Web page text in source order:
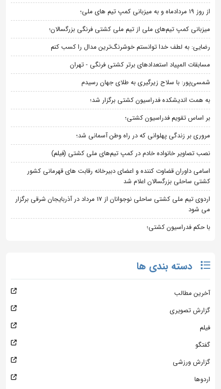
از روز 19 مردادماه و به میزبانی کمپ تیم های ملی؛
میزبانی کمپ تیم‌های ملی از تیم ملی کشتی فرنگی بزرگسالان؛
رضایی: به لطف خدا توانستم خوشرنگ‌ترین مدال را کسب کنم
مسابقات المپیاد استعدادهای برتر کشتی فرنگی - تهران
شمسی‌پور: با سلاح زیرگیری به طلای جهان رسیدم
به همت اندیشکده فدراسیون کشتی برگزار شد؛
بر اساس تقویم فدراسیون کشتی؛
مروری بر زندگی پهلوانی که در راه وطن آسمانی شد؛
نصب تصاویر خانواده خادم در کمپ تیم‌های ملی کشتی (فیلم)
اسامی داوران قضاوت کننده و اعضای دبیرخانه رقابت های قهرمانی کشور
کشتی ساحلی بزرگسالان اعلام شد
اردوی تیم ملی کشتی ساحلی نوجوانان از 17 مرداد در آذربایجان شرقی برگزار
می شود
با حکم فدراسیون کشتی؛
دسته بندی ها
آخرین مطالب
گزارش تصویری
فیلم
گفتگو
گزارش ورزشی
اردوها